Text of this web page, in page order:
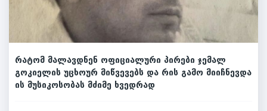
რატომ მალავდნენ ოფიციალური პირები ჯემალ
გოკიელის უცხოურ მიწვევებს და რის გამო მიიჩნევდა
ის მუსიკოსობას მძიმე ხვედრად